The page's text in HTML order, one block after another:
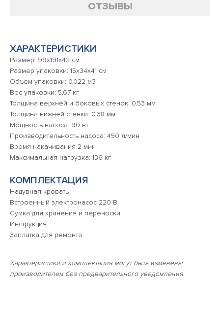
ОТЗЫВЫ
ХАРАКТЕРИСТИКИ
Размер: 99х191х42 см
Размер упаковки: 15x34x41 см
Объем упаковки: 0,022 м3
Вес упаковки: 5,67 кг
Толщина верхней и боковых стенок: 0,53 мм
Толщина нижней стенки: 0,38 мм
Мощность насоса: 90 вт
Производительность насоса: 450 л/мин
Время накачивания 2 мин
Максимальная нагрузка: 136 кг
КОМПЛЕКТАЦИЯ
Надувная кровать
Встроенный электронасос 220 В
Сумка для хранения и переноски
Инструкция
Заплатка для ремонта
Характеристики и комплектация могут быть изменены
производителем без предварительного уведомления.